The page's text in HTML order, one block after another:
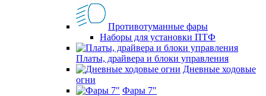
Противотуманные фары
Наборы для установки ПТФ
Платы, драйвера и блоки управления
Дневные ходовые
огни
Фары 7"